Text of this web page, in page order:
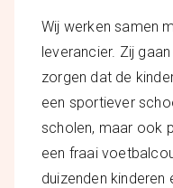
Wij werken samen
leverancier. Zij
zorgen dat de
een sportiever
scholen, maar ook
een fraai
duizenden